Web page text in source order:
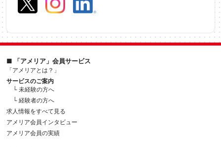
■ 「アメリア」会員サービス
「アメリアとは？」
サービスのご案内
└ 未経験の方へ
└ 経験者の方へ
求人情報をすべて見る
アメリア会員インタビュー
アメリア会員の実績